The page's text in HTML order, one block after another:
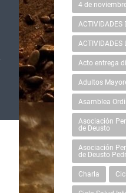
4 de
ACTIVIDADES
ACTIVIDADES
Acto entrega
Adultos
Asamblea
Asociación
de Deusto
Asociación
de Deusto
Charla